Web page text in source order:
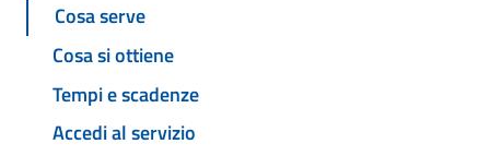
Cosa serve
Cosa si ottiene
Tempi e scadenze
Accedi al servizio